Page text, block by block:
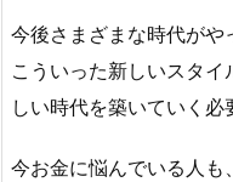
今後さまざまな時代がや
こういった新しいスタ
しい時代を築いていく必
今お金に悩んでいる人も